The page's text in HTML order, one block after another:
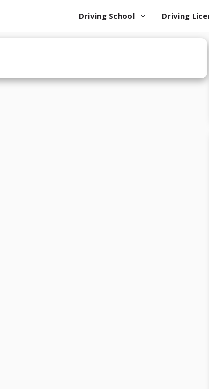
Driving School Driving